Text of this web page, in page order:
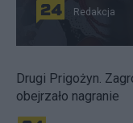
Redakcja
Drugi Prigożyn.
obejrzało nagranie